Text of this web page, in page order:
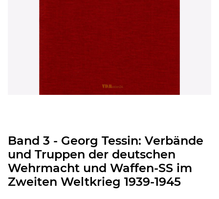
Band 3 - Georg Tessin: Verbände
und Truppen der deutschen
Wehrmacht und Waffen-SS im
Zweiten Weltkrieg 1939-1945